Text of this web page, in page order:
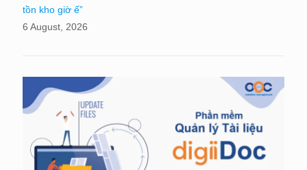
tồn kho giờ ế”
6 August, 2026